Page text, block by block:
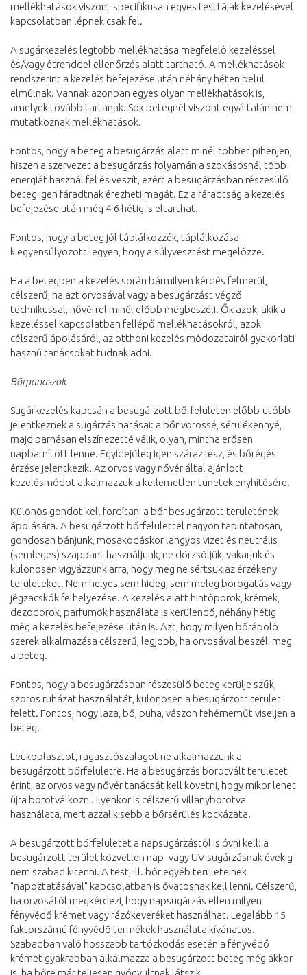
mellékhatások viszont specifikusan egyes testtájak kezelésével
kapcsolatban lépnek csak fel.
A sugárkezelés legtöbb mellékhatása megfelelő kezeléssel
és/vagy étrenddel ellenőrzés alatt tartható. A mellékhatások
rendszerint a kezelés befejezése után néhány héten belül
elmúlnak. Vannak azonban egyes olyan mellékhatások is,
amelyek tovább tartanak. Sok betegnél viszont egyáltalán nem
mutatkoznak mellékhatások.
Fontos, hogy a beteg a besugárzás alatt minél többet pihenjen,
hiszen a szervezet a besugárzás folyamán a szokásosnál több
energiát használ fel és veszít, ezért a besugárzásban részesülő
beteg igen fáradtnak érezheti magát. Ez a fáradtság a kezelés
befejezése után még 4-6 hétig is eltarthat.
Fontos, hogy a beteg jól táplálkozzék, táplálkozása
kiegyensúlyozott legyen, hogy a súlyvesztést megelőzze.
Ha a betegben a kezelés során bármilyen kérdés felmerül,
célszerű, ha azt orvosával vagy a besugárzást végző
technikussal, nővérrel minél előbb megbeszéli. Ők azok, akik a
kezeléssel kapcsolatban fellépő mellékhatásokról, azok
célszerű ápolásáról, az otthoni kezelés módozatairól gyakorlati
hasznú tanácsokat tudnak adni.
Bőrpanaszok
Sugárkezelés kapcsán a besugárzott bőrfelületen előbb-utóbb
jelentkeznek a sugárzás hatásai: a bőr vörössé, sérülékennyé,
majd barnásan elszínezetté válik, olyan, mintha erősen
napbarnított lenne. Egyidejűleg igen száraz lesz, és bőrégés
érzése jelentkezik. Az orvos vagy nővér által ajánlott
kezelésmódot alkalmazzuk a kellemetlen tünetek enyhítésére.
Különös gondot kell fordítani a bőr besugárzott területének
ápolására. A besugárzott bőrfelülettel nagyon tapintatosan,
gondosan bánjunk, mosakodáskor langyos vizet és neutrális
(semleges) szappant használjunk, ne dörzsöljük, vakarjuk és
különösen vigyázzunk arra, hogy meg ne sértsük az érzékeny
területeket. Nem helyes sem hideg, sem meleg borogatás vagy
jégzacskók felhelyezése. A kezelés alatt hintőporok, krémek,
dezodorok, parfümök használata is kerülendő, néhány hétig
még a kezelés befejezése után is. Azt, hogy milyen bőrápoló
szerek alkalmazása célszerű, legjobb, ha orvosával beszéli meg
a beteg.
Fontos, hogy a besugárzásban részesülő beteg kerülje szűk,
szoros ruházat használatát, különösen a besugárzott terület
felett. Fontos, hogy laza, bő, puha, vászon fehérneműt viseljen a
beteg.
Leukoplasztot, ragasztószalagot ne alkalmazzunk a
besugárzott bőrfelületre. Ha a besugárzás borotvált területet
érint, az orvos vagy nővér tanácsát kell követni, hogy mikor lehet
újra borotválkozni. Ilyenkor is célszerű villanyborotva
használata, mert azzal kisebb a bőrsérülés kockázata.
A besugárzott bőrfelületet a napsugárzástól is óvni kell: a
besugárzott terület közvetlen nap- vagy UV-sugárzásnak évekig
nem szabad kitenni. A test, ill. bőr egyéb területeinek
"napoztatásával" kapcsolatban is óvatosnak kell lenni. Célszerű,
ha orvosától megkérdezi, hogy napsugárzás ellen milyen
fényvédő krémet vagy rázókeveréket használhat. Legalább 15
faktorszámú fényvédő termékek használata kívánatos.
Szabadban való hosszabb tartózkodás esetén a fényvédő
krémet gyakrabban alkalmazza a besugárzott beteg még akkor